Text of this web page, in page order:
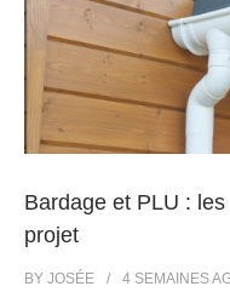
Bardage et PLU :
projet
BY JOSÉE 4 SEMAINES